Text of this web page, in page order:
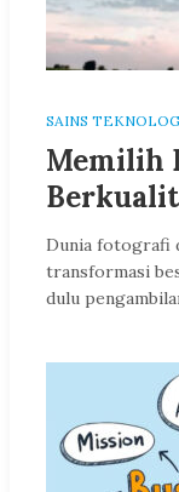
SAINS
Memilih
Dunia fotografi
transformasi
dulu